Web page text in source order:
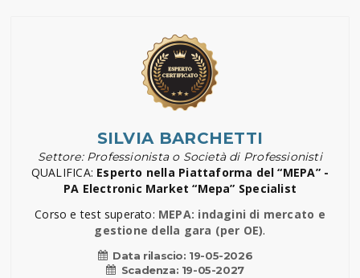
SILVIA BARCHETTI
Settore: Professionista o Società di Professionisti
QUALIFICA: Esperto nella Piattaforma del “MEPA” -
PA Electronic Market “Mepa” Specialist
Corso e test superato: MEPA: indagini di mercato e
gestione della gara (per OE).
Data rilascio: 19-05-2026
Scadenza: 19-05-2027